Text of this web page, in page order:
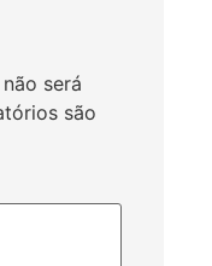
será
são